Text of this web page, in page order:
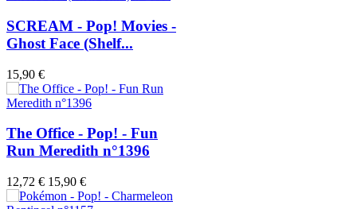
SCREAM - Pop! Movies -
Ghost Face (Shelf...
15,90 €
The Office - Pop! - Fun
Run Meredith n°1396
12,72 € 15,90 €